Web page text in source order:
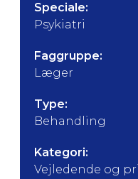
Speciale:
Psykiatri
Faggruppe:
Læger
Type:
Behandling
Kategori:
Vejledende og